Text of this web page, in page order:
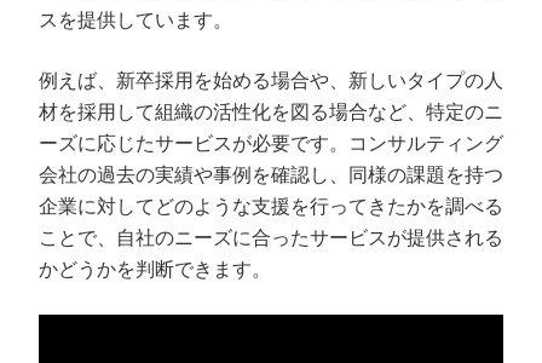
スを提供しています。
例えば、新卒採用を始める場合や、新しいタイプの人
材を採用して組織の活性化を図る場合など、特定のニ
ーズに応じたサービスが必要です。コンサルティング
会社の過去の実績や事例を確認し、同様の課題を持つ
企業に対してどのような支援を行ってきたかを調べる
ことで、自社のニーズに合ったサービスが提供される
かどうかを判断できます。